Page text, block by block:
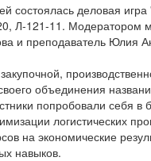
состоялась деловая
Л-121-11. Модератором
и преподаватель Юлия
объединения
попробовали себя
логистических
на экономические
навыков.